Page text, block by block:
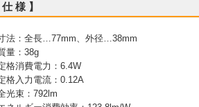
仕 様 】
法：全長…77mm、外径…38mm
量：38g
格消費電力：6.4W
格入力電流：0.12A
光束：792lm